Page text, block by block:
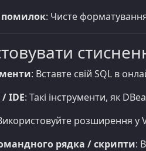
помилок: Чисте
: Вставте свій SQL в
IDE: Такі інструменти, як
розширення у
рядка / скрипти: